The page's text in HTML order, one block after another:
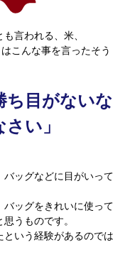
言われる、米、
はこんな事を言ったそう
ち目がないな
い」
バッグなどに目がいって
バッグをきれいに使って
うものです。
いう経験があるのでは